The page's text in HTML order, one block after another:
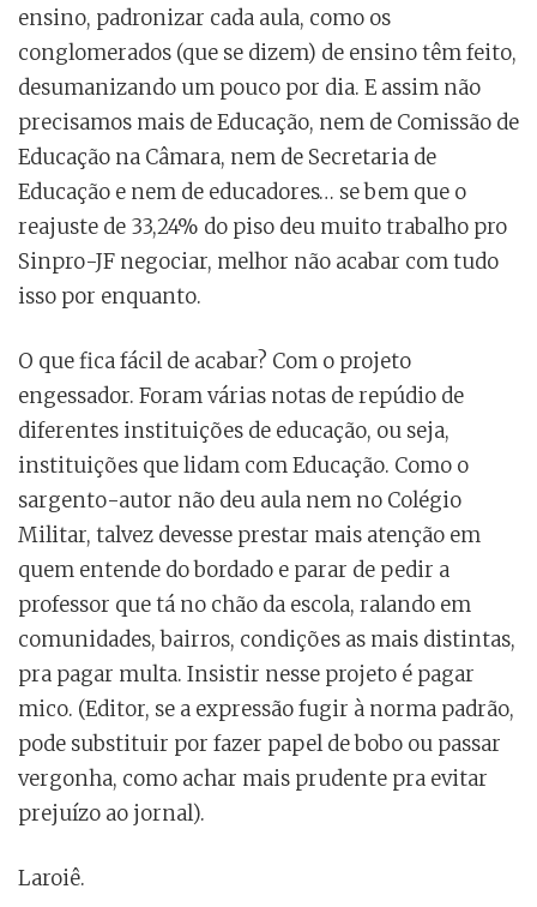
ensino, padronizar cada aula, como os
conglomerados (que se dizem) de ensino têm feito,
desumanizando um pouco por dia. E assim não
precisamos mais de Educação, nem de Comissão de
Educação na Câmara, nem de Secretaria de
Educação e nem de educadores… se bem que o
reajuste de 33,24% do piso deu muito trabalho pro
Sinpro-JF negociar, melhor não acabar com tudo
isso por enquanto.
O que fica fácil de acabar? Com o projeto
engessador. Foram várias notas de repúdio de
diferentes instituições de educação, ou seja,
instituições que lidam com Educação. Como o
sargento-autor não deu aula nem no Colégio
Militar, talvez devesse prestar mais atenção em
quem entende do bordado e parar de pedir a
professor que tá no chão da escola, ralando em
comunidades, bairros, condições as mais distintas,
pra pagar multa. Insistir nesse projeto é pagar
mico. (Editor, se a expressão fugir à norma padrão,
pode substituir por fazer papel de bobo ou passar
vergonha, como achar mais prudente pra evitar
prejuízo ao jornal).
Laroiê.